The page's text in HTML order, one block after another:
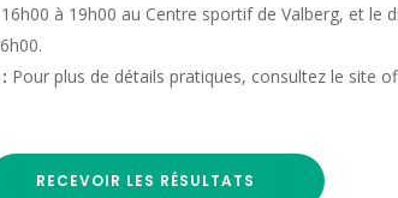
à 19h00 au Centre sportif de Valberg, et le
Pour plus de détails pratiques, consultez le site
RECEVOIR LES RÉSULTATS